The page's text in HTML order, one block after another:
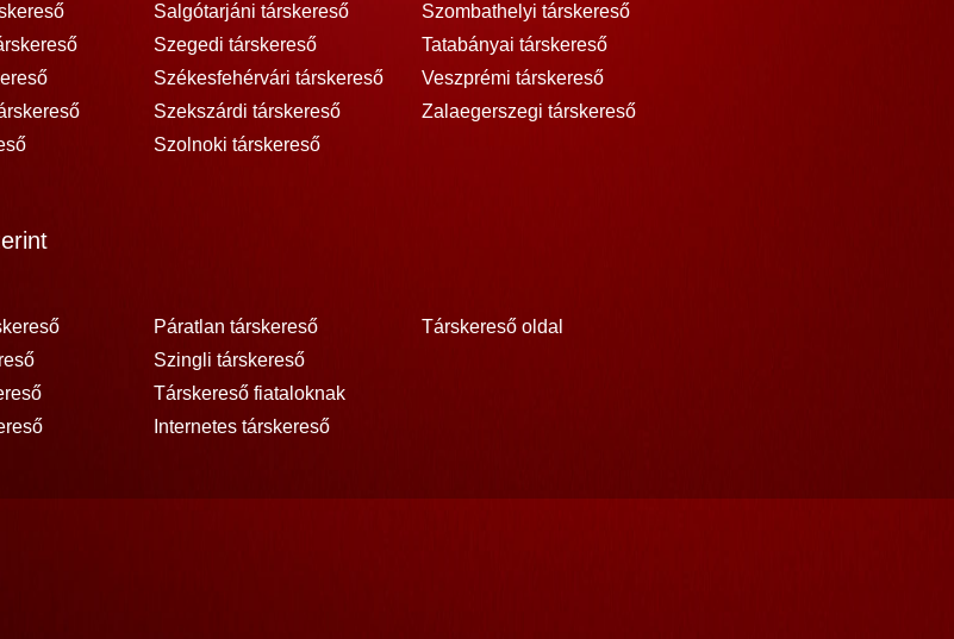
Salgótarjáni társkereső
Szegedi társkereső
Székesfehérvári társkereső
Szekszárdi társkereső
Szolnoki társkereső
Szombathelyi társkereső
Tatabányai társkereső
Veszprémi társkereső
Zalaegerszegi társkereső
Páratlan társkereső
Szingli társkereső
Társkereső fiataloknak
Internetes társkereső
Társkereső oldal